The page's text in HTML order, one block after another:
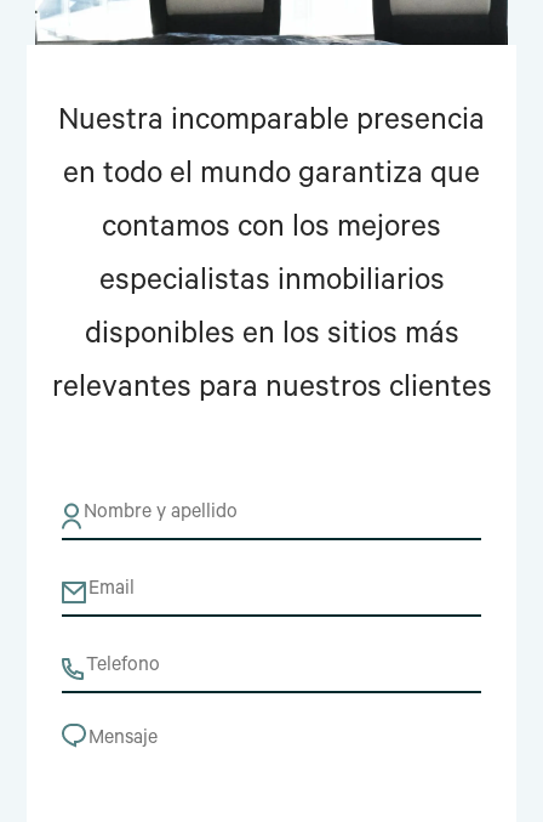
Nuestra incomparable presencia
en todo el mundo garantiza que
contamos con los mejores
especialistas inmobiliarios
disponibles en los sitios más
relevantes para nuestros clientes